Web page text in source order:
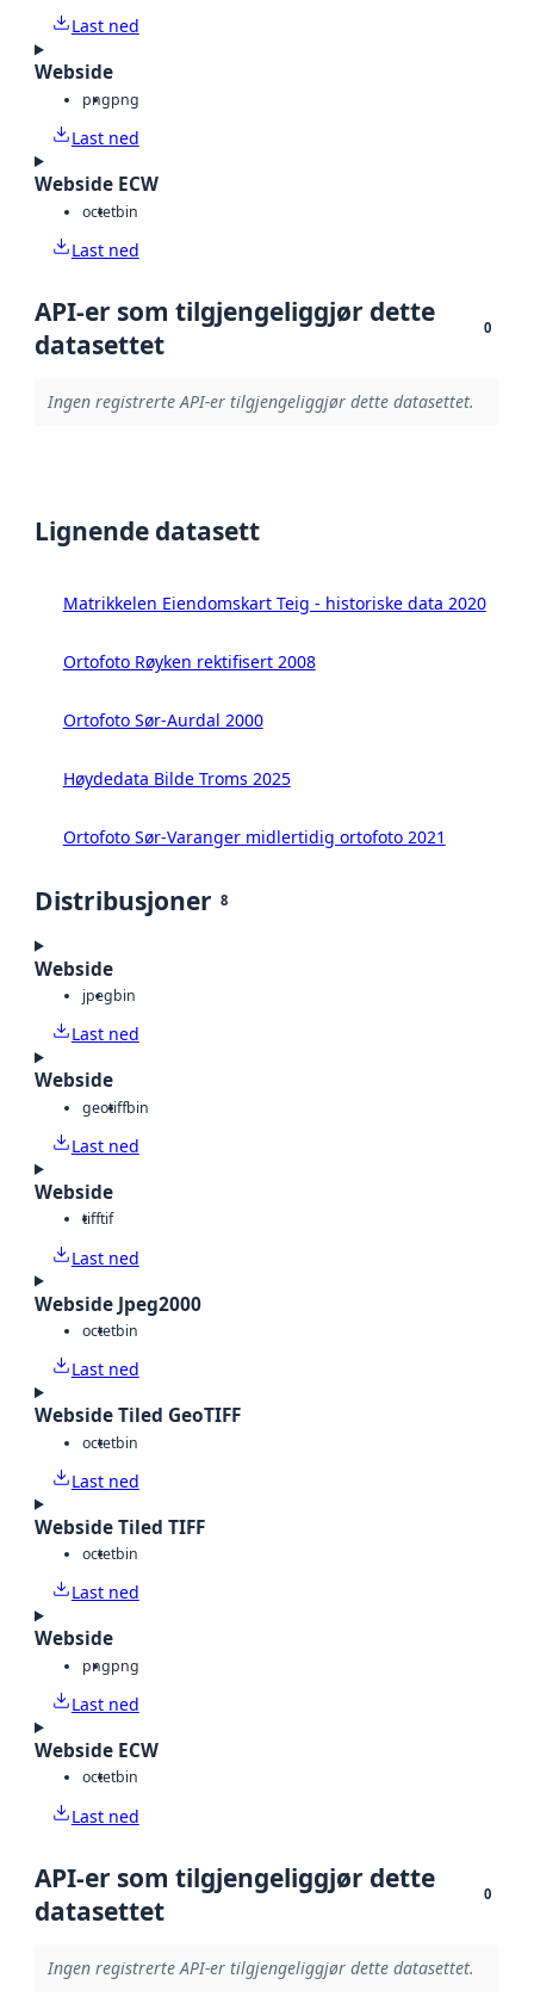
Last ned
Webside
pngpng
Last ned
Webside ECW
octetbin
Last ned
API-er som tilgjengeliggjør dette
datasettet
0
Ingen registrerte API-er tilgjengeliggjør dette datasettet.
Lignende datasett
Matrikkelen Eiendomskart Teig - historiske data 2020
Ortofoto Røyken rektifisert 2008
Ortofoto Sør-Aurdal 2000
Høydedata Bilde Troms 2025
Ortofoto Sør-Varanger midlertidig ortofoto 2021
Distribusjoner 8
Webside
jpegbin
Last ned
Webside
geotiffbin
Last ned
Webside
tifftif
Last ned
Webside Jpeg2000
octetbin
Last ned
Webside Tiled GeoTIFF
octetbin
Last ned
Webside Tiled TIFF
octetbin
Last ned
Webside
pngpng
Last ned
Webside ECW
octetbin
Last ned
API-er som tilgjengeliggjør dette
datasettet
0
Ingen registrerte API-er tilgjengeliggjør dette datasettet.